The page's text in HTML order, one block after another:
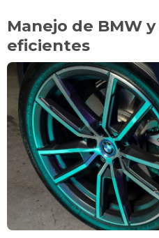
Manejo de BMW
eficientes